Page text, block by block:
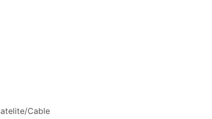
Sie sich in einer privaten
Cable